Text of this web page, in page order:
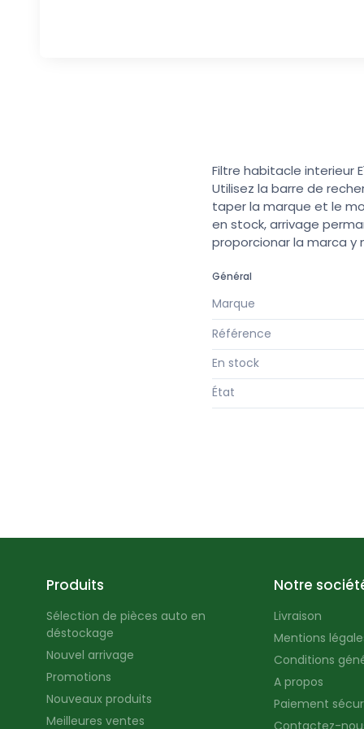
Filtre habitacle interieur
Utilisez la barre de
taper la marque et le
en stock, arrivage
proporcionar la marca y
Général
Marque
Référence
En stock
État
Produits
Sélection de pièces auto en
déstockage
Nouvel arrivage
Promotions
Nouveaux produits
Meilleures ventes
Notre
Livraison
Mentions
Conditions
A propos
Paiement
Contactez-